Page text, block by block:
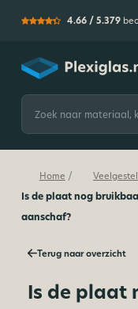
4.66 / 5.379
Plexiglas
Zoeken
naar:
Home /
Is de plaat nog
aanschaf?
Terug naar overzicht
Is de plaat